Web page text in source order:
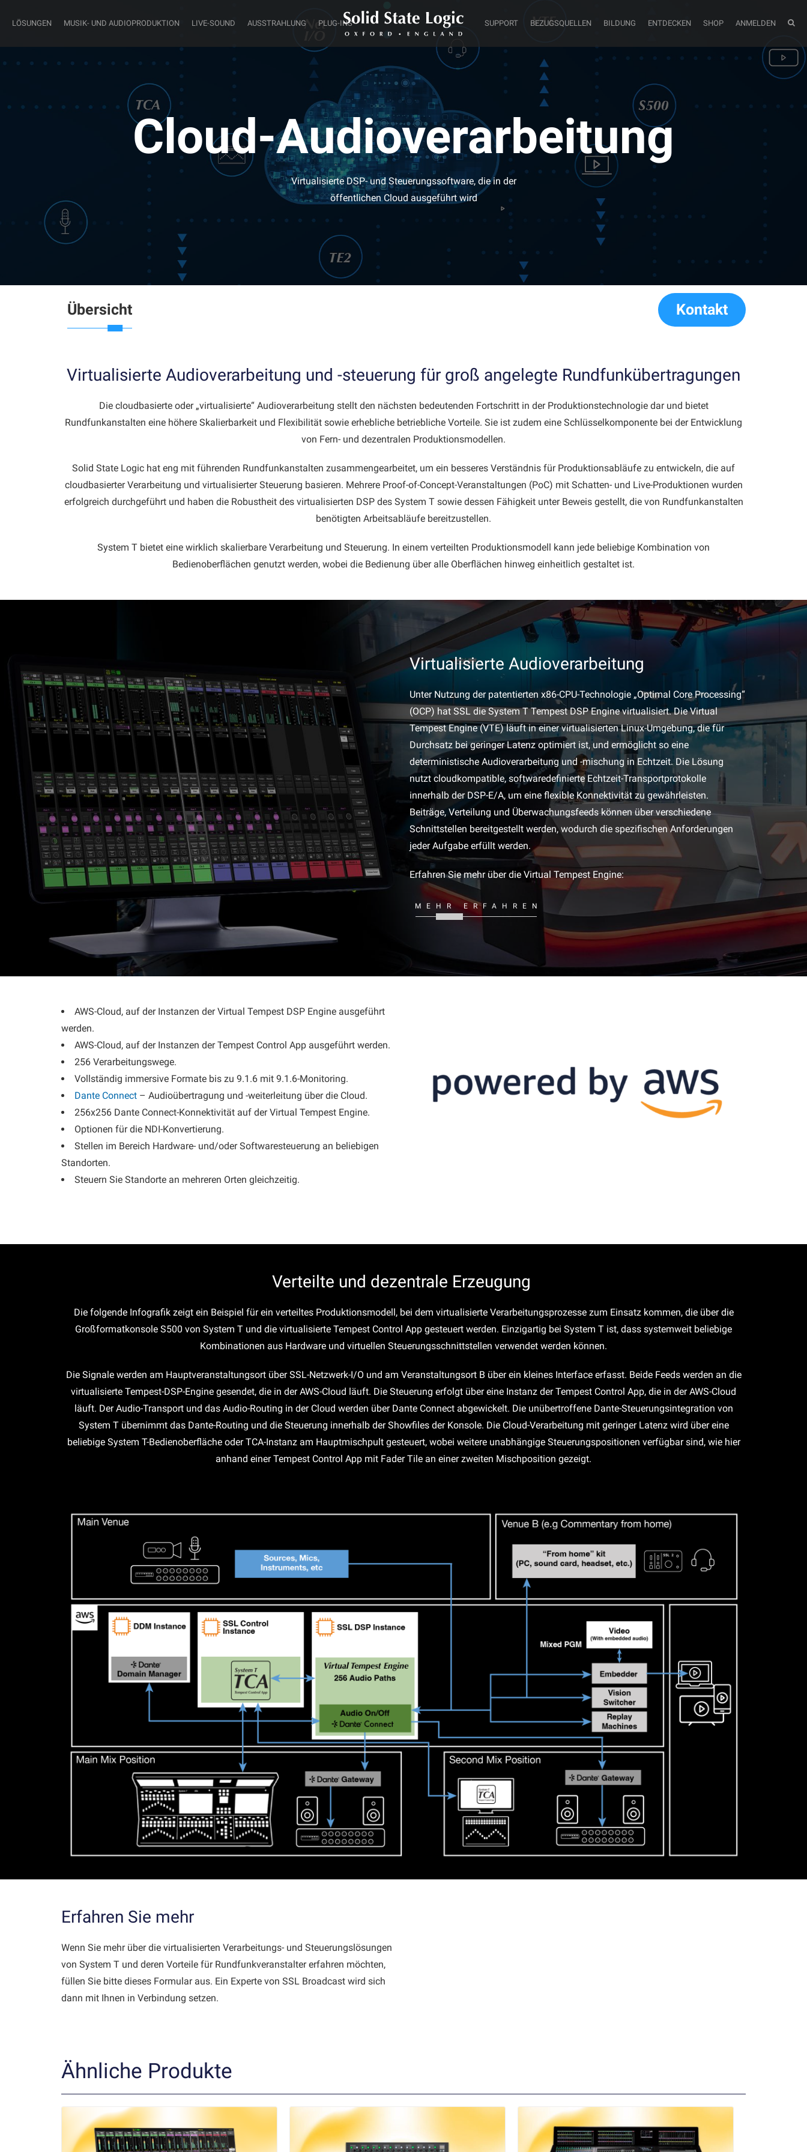
LÖSUNGEN MUSIK- UND AUDIOPRODUKTION LIVE-SOUND AUSSTRAHLUNG PLUG-INS SUPPORT BEZUGSQUELLEN BILDUNG ENTDECKEN SHOP ANMELDEN
Cloud-Audioverarbeitung
Virtualisierte DSP- und Steuerungssoftware, die in der
öffentlichen Cloud ausgeführt wird
Übersicht Kontakt
Virtualisierte Audioverarbeitung und -steuerung für groß angelegte Rundfunkübertragungen
Die cloudbasierte oder „virtualisierte“ Audioverarbeitung stellt den nächsten bedeutenden Fortschritt in der Produktionstechnologie dar und bietet
Rundfunkanstalten eine höhere Skalierbarkeit und Flexibilität sowie erhebliche betriebliche Vorteile. Sie ist zudem eine Schlüsselkomponente bei der Entwicklung
von Fern- und dezentralen Produktionsmodellen.
Solid State Logic hat eng mit führenden Rundfunkanstalten zusammengearbeitet, um ein besseres Verständnis für Produktionsabläufe zu entwickeln, die auf
cloudbasierter Verarbeitung und virtualisierter Steuerung basieren. Mehrere Proof-of-Concept-Veranstaltungen (PoC) mit Schatten- und Live-Produktionen wurden
erfolgreich durchgeführt und haben die Robustheit des virtualisierten DSP des System T sowie dessen Fähigkeit unter Beweis gestellt, die von Rundfunkanstalten
benötigten Arbeitsabläufe bereitzustellen.
System T bietet eine wirklich skalierbare Verarbeitung und Steuerung. In einem verteilten Produktionsmodell kann jede beliebige Kombination von
Bedienoberflächen genutzt werden, wobei die Bedienung über alle Oberflächen hinweg einheitlich gestaltet ist.
Virtualisierte Audioverarbeitung
Unter Nutzung der patentierten x86-CPU-Technologie „Optimal Core Processing“
(OCP) hat SSL die System T Tempest DSP Engine virtualisiert. Die Virtual
Tempest Engine (VTE) läuft in einer virtualisierten Linux-Umgebung, die für
Durchsatz bei geringer Latenz optimiert ist, und ermöglicht so eine
deterministische Audioverarbeitung und -mischung in Echtzeit. Die Lösung
nutzt cloudkompatible, softwaredefinierte Echtzeit-Transportprotokolle
innerhalb der DSP-E/A, um eine flexible Konnektivität zu gewährleisten.
Beiträge, Verteilung und Überwachungsfeeds können über verschiedene
Schnittstellen bereitgestellt werden, wodurch die spezifischen Anforderungen
jeder Aufgabe erfüllt werden.
Erfahren Sie mehr über die Virtual Tempest Engine:
MEHR ERFAHREN
AWS-Cloud, auf der Instanzen der Virtual Tempest DSP Engine ausgeführt
werden.
AWS-Cloud, auf der Instanzen der Tempest Control App ausgeführt werden.
256 Verarbeitungswege.
Vollständig immersive Formate bis zu 9.1.6 mit 9.1.6-Monitoring.
Dante Connect – Audioübertragung und -weiterleitung über die Cloud.
256x256 Dante Connect-Konnektivität auf der Virtual Tempest Engine.
Optionen für die NDI-Konvertierung.
Stellen im Bereich Hardware- und/oder Softwaresteuerung an beliebigen
Standorten.
Steuern Sie Standorte an mehreren Orten gleichzeitig.
Verteilte und dezentrale Erzeugung
Die folgende Infografik zeigt ein Beispiel für ein verteiltes Produktionsmodell, bei dem virtualisierte Verarbeitungsprozesse zum Einsatz kommen, die über die
Großformatkonsole S500 von System T und die virtualisierte Tempest Control App gesteuert werden. Einzigartig bei System T ist, dass systemweit beliebige
Kombinationen aus Hardware und virtuellen Steuerungsschnittstellen verwendet werden können.
Die Signale werden am Hauptveranstaltungsort über SSL-Netzwerk-I/O und am Veranstaltungsort B über ein kleines Interface erfasst. Beide Feeds werden an die
virtualisierte Tempest-DSP-Engine gesendet, die in der AWS-Cloud läuft. Die Steuerung erfolgt über eine Instanz der Tempest Control App, die in der AWS-Cloud
läuft. Der Audio-Transport und das Audio-Routing in der Cloud werden über Dante Connect abgewickelt. Die unübertroffene Dante-Steuerungsintegration von
System T übernimmt das Dante-Routing und die Steuerung innerhalb der Showfiles der Konsole. Die Cloud-Verarbeitung mit geringer Latenz wird über eine
beliebige System T-Bedienoberfläche oder TCA-Instanz am Hauptmischpult gesteuert, wobei weitere unabhängige Steuerungspositionen verfügbar sind, wie hier
anhand einer Tempest Control App mit Fader Tile an einer zweiten Mischposition gezeigt.
Erfahren Sie mehr
Wenn Sie mehr über die virtualisierten Verarbeitungs- und Steuerungslösungen
von System T und deren Vorteile für Rundfunkveranstalter erfahren möchten,
füllen Sie bitte dieses Formular aus. Ein Experte von SSL Broadcast wird sich
dann mit Ihnen in Verbindung setzen.
Ähnliche Produkte